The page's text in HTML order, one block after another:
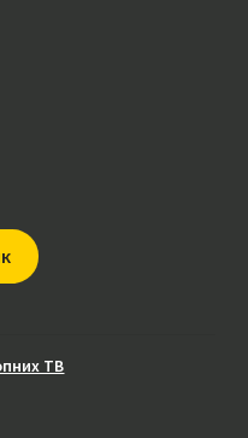
ТВ